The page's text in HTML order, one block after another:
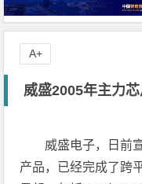
威盛2005年主力
威盛电子，日前
产品，已经完成了跨
A+